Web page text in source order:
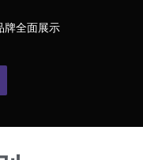
牌全面展示